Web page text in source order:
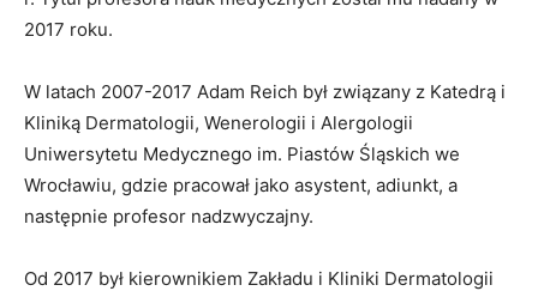
2017 roku.
W latach 2007-2017 Adam Reich był związany z Katedrą i
Kliniką Dermatologii, Wenerologii i Alergologii
Uniwersytetu Medycznego im. Piastów Śląskich we
Wrocławiu, gdzie pracował jako asystent, adiunkt, a
następnie profesor nadzwyczajny.
Od 2017 był kierownikiem Zakładu i Kliniki Dermatologii